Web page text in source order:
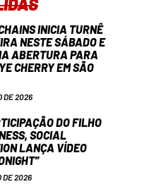
INICIA TURNÊ
NESTE SÁBADO E
ABERTURA PARA
CHERRY EM SÃO
DE 2026
DO FILHO
SOCIAL
LANÇA VÍDEO
DE 2026